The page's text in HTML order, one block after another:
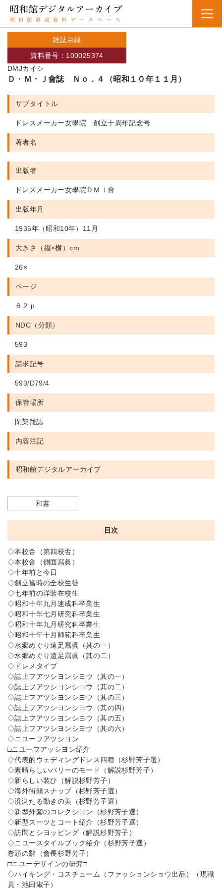
雑誌目録
DMJカイシ
資料番号：100025374
Ｄ・Ｍ・Ｊ會誌 Ｎｏ．４（昭和１０年１１月）
サブタイトル
ドレスメーカー女學院 創立十周年記念号
著者名
出版者
ドレスメーカー女學院ＤＭＪ會
出版年月
1935年（昭和10年）11月
大きさ（縦×横）cm
26×
ページ
６２ｐ
NDC（分類）
593
請求記号
593/D79/4
保管場所
閉架雑誌
内容注記
昭和館デジタルアーカイブ
和書
目次
◇本校舎（第四校舎）
◇本校舎（側面寫眞）
◇十年前と今日
◇創立當時の全校生徒
◇七年前の洋装在校生
◇昭和十年九月速成科卒業生
◇昭和十年七月研究科卒業生
◇昭和十年九月研究科卒業生
◇昭和十年十月師範科卒業生
◇水郷めぐり遠足寫眞（其の一）
◇水郷めぐり遠足寫眞（其の二）
◇ドレメタイプ
◇誌上フアツシヨンシヨウ（其の一）
◇誌上フアツシヨンシヨウ（其の二）
◇誌上フアツシヨンシヨウ（其の三）
◇誌上フアツシヨンシヨウ（其の四）
◇誌上フアツシヨンシヨウ（其の五）
◇誌上フアツシヨンシヨウ（其の六）
◇ニユーフアツシヨン
□ニユーフアッシヨン紹介
◇代表的ウェディングドレス四種（杉野芳子選）
◇素晴らしいパリーのモード（解説杉野芳子）
◇新らしい装ひ（解説杉野芳子）
◇海外街頭スナップ（杉野芳子選）
◇溌溂たる動きの美（杉野芳子選）
◇新型外套のコレクシヨン（杉野芳子選）
◇新型スーツとコート紹介（杉野芳子選）
◇訪問とシヨッピング（解説杉野芳子）
◇ニユースタイルブック紹介（杉野芳子選）
巻頭の辭（會長杉野芳子）
□ニユーデザインの研究□
◇ハイキング・コスチューム（ファッションショウ出品）（現職
員・池田淑子）